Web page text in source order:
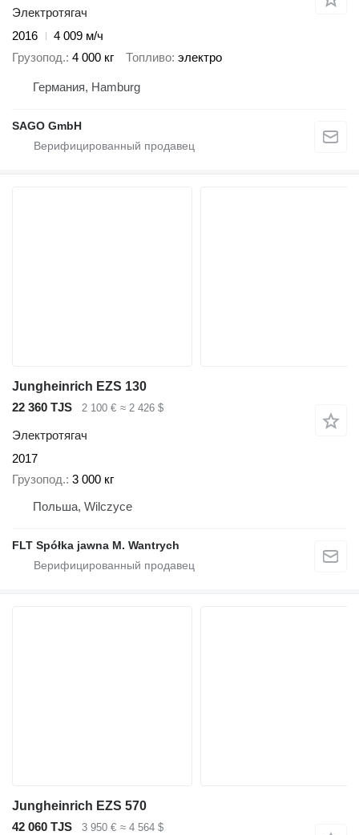
Электротягач
2016
4 009 м/ч
Грузопод. 4 000 кг Топливо электро
Германия, Hamburg
SAGO GmbH
Jungheinrich EZS 130
22 360 TJS
2 100 € ≈ 2 426 $
Электротягач
2017
Грузопод. 3 000 кг
Польша, Wilczyce
FLT Spółka jawna M. Wantrych
Jungheinrich EZS 570
42 060 TJS
3 950 € ≈ 4 564 $